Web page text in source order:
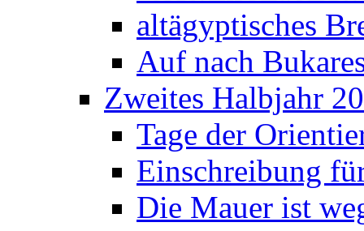
altägyptisches
Auf nach
Zweites Halbjahr
Tage der
Einschreibung
Die Mauer ist